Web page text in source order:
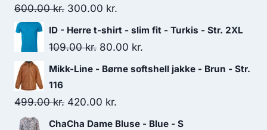
600.00kr. Original
price
was:
300.00 kr.
price
is:
ID - Herre t-shirt - slim fit - Turkis - Str. 2XL
109.00kr. Original
price
109.00 kr..
80.00 kr.
price
Mikk-Line - Børne softshell jakke - Brun - Str.
116
499.00kr. Original
price
420.00 kr.
price
ChaCha Dame Bluse - Blue - S